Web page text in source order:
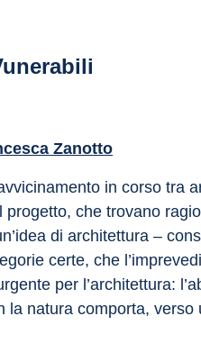
Zanotto
in corso tra
progetto, che trovano
di architettura –
certe, che
per l’architettura:
la natura comporta, verso